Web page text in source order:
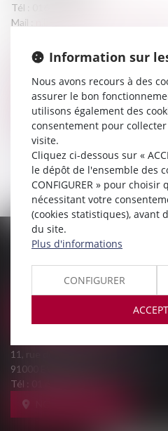
Tél :
CABINET
PRIMARD-BECQUET ET
Voir le détail
PALAIS DE JUSTICE
9, Rue des Mazières
91000 EVRY-COURCOURONNES
01 69 36 02 30
11, rue des Mazières
91000 EVRY-COURCOURONNES
Tél :
Information sur
Nous avons recours à des
assurer le bon
utilisons également des
consentement pour
visite.
Cliquez ci-dessous sur «
le dépôt de l'ensemble des
CONFIGURER » pour choisir
nécessitant votre
(cookies statistiques), avant
du site.
Plus d'informations
CONFIGURER